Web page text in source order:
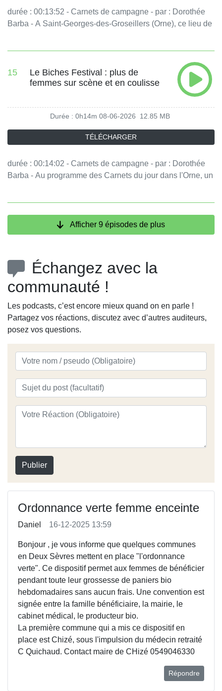
durée : 00:13:52 - Carnets de campagne - par : Dorothée
Barba - A Saint-Georges-des-Groseillers (Orne), ce lieu de
podcast ? Pour écouter tous les épisodes sans limite,
rendez-vous sur Radio France
15
Le Biches Festival : plus de
femmes sur scène et en coulisse
Durée : 0h14m 08-06-2026 12.85 MB
TÉLÉCHARGER
durée : 00:14:02 - Carnets de campagne - par : Dorothée
Barba - Au programme des Carnets du jour dans l'Orne, un
natures avec des bénévoles. - équipe : Sophie Hoffmann
Vous aimez ce podcast ? Pour écouter tous les épisodes
Afficher 9 épisodes de plus
Échangez avec la
communauté !
Les podcasts, c’est encore mieux quand on en parle !
Partagez vos réactions, discutez avec d’autres auditeurs,
posez vos questions.
Publier
Ordonnance verte femme enceinte
Daniel 16-12-2025 13:59
Bonjour , je vous informe que quelques communes
en Deux Sèvres mettent en place "l'ordonnance
verte". Ce dispositif permet aux femmes de bénéficier
pendant toute leur grossesse de paniers bio
hebdomadaires sans aucun frais. Une convention est
signée entre la famille bénéficiaire, la mairie, le
cabinet médical, le producteur bio.
La première commune qui a mis ce dispositif en
place est Chizé, sous l'impulsion du médecin retraité
C Quichaud. Contact maire de CHizé 0549046330
Répondre